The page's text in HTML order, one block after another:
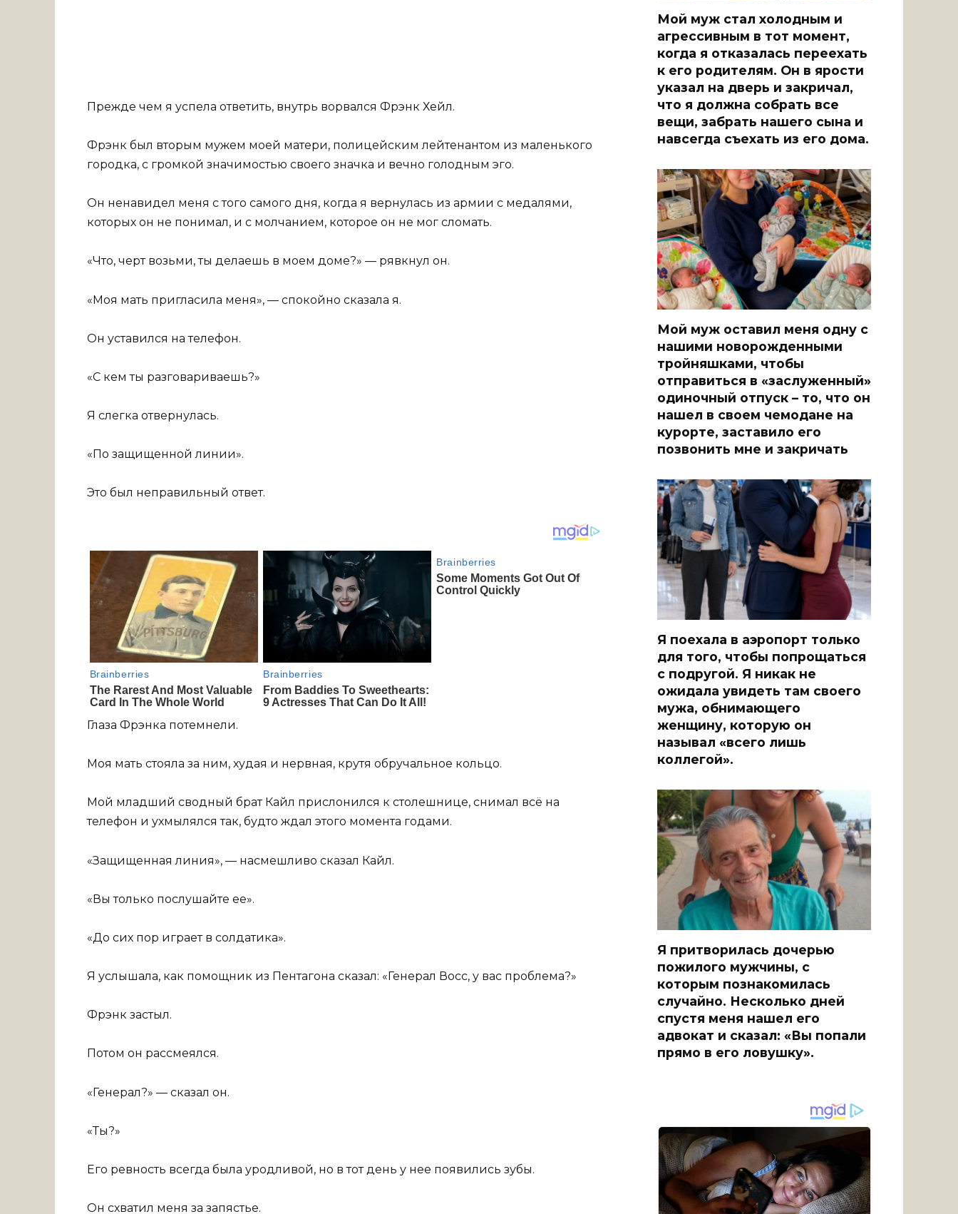
Прежде чем я успела ответить, внутрь ворвался Фрэнк Хейл.
Фрэнк был вторым мужем моей матери, полицейским лейтенантом из маленького
городка, с громкой значимостью своего значка и вечно голодным эго.
Он ненавидел меня с того самого дня, когда я вернулась из армии с медалями,
которых он не понимал, и с молчанием, которое он не мог сломать.
«Что, черт возьми, ты делаешь в моем доме?» — рявкнул он.
«Моя мать пригласила меня», — спокойно сказала я.
Он уставился на телефон.
«С кем ты разговариваешь?»
Я слегка отвернулась.
«По защищенной линии».
Это был неправильный ответ.
Глаза Фрэнка потемнели.
Моя мать стояла за ним, худая и нервная, крутя обручальное кольцо.
Мой младший сводный брат Кайл прислонился к столешнице, снимал всё на
телефон и ухмылялся так, будто ждал этого момента годами.
«Защищенная линия», — насмешливо сказал Кайл.
«Вы только послушайте ее».
«До сих пор играет в солдатика».
Я услышала, как помощник из Пентагона сказал: «Генерал Восс, у вас проблема?»
Фрэнк застыл.
Потом он рассмеялся.
«Генерал?» — сказал он.
«Ты?»
Его ревность всегда была уродливой, но в тот день у нее появились зубы.
Он схватил меня за запястье.
Мой муж стал холодным и
агрессивным в тот момент,
когда я отказалась переехать
к его родителям. Он в ярости
указал на дверь и закричал,
что я должна собрать все
вещи, забрать нашего сына и
навсегда съехать из его дома.
Мой муж оставил меня одну с
нашими новорожденными
тройняшками, чтобы
отправиться в «заслуженный»
одиночный отпуск – то, что он
нашел в своем чемодане на
курорте, заставило его
позвонить мне и закричать
Я поехала в аэропорт только
для того, чтобы попрощаться
с подругой. Я никак не
ожидала увидеть там своего
мужа, обнимающего
женщину, которую он
называл «всего лишь
коллегой».
Я притворилась дочерью
пожилого мужчины, с
которым познакомилась
случайно. Несколько дней
спустя меня нашел его
адвокат и сказал: «Вы попали
прямо в его ловушку».